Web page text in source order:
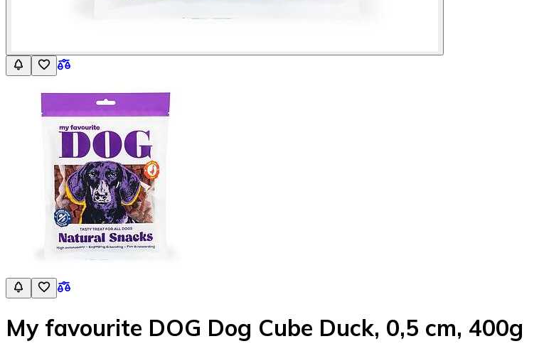
My favourite DOG Dog Cube Duck, 0,5 cm, 400g